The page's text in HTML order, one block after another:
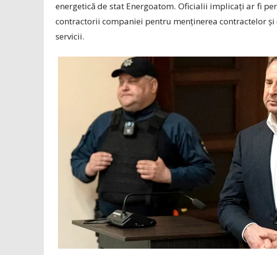
energetică de stat Energoatom. Oficialii implicați ar fi
contractorii companiei pentru menținerea contractelor
servicii.